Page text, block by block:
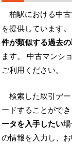
柏駅における中
を提供しています。
件が類似する過去
ます。 中古マンシ
ご利用ください。
検索した取引デ
ードすることができ
ータを入手したい
の情報を入力し、お